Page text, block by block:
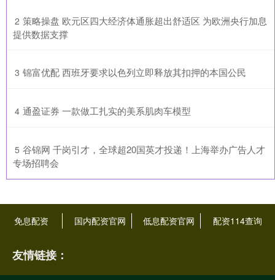
2 ​策略操盘 欧元区四大经济体通胀超出舒适区 为欧洲央行加息
提供数据支撑
3 ​锦富优配 西班牙要求以色列立即释放其扣押的本国公民
4 ​通盈证券 一款做工扎实的美系肌肉车模型
5 ​谷锦网 千岗引才，全球超20国英才投递！上海举办广告人才
专场招聘会
免息配资 国内配资官网 低息配资官网 配资114查询
友情链接：